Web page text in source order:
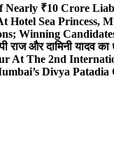
Nearly ₹10 Crore
Hotel Sea
Winning
राज और दामिनी यादव का
At The 2nd
Divya